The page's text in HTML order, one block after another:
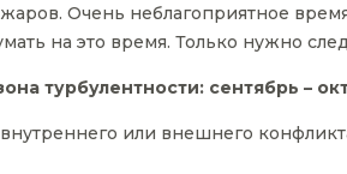
Очень неблагоприятное
на это время. Только нужно
турбулентности: сентябрь –
или внешнего